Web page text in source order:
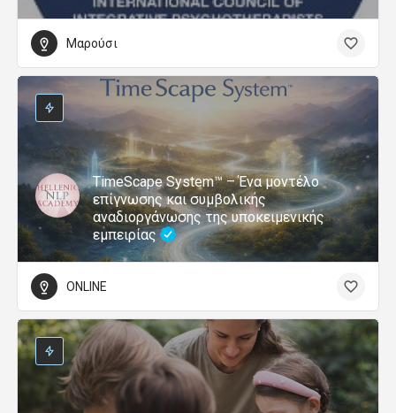
Μαρούσι
TimeScape System™ – Ένα μοντέλο
επίγνωσης και συμβολικής
αναδιοργάνωσης της υποκειμενικής
εμπειρίας
ONLINE